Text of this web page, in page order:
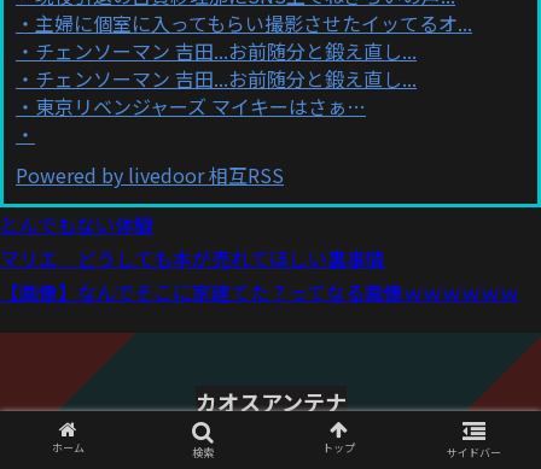
主婦に個室に入ってもらい撮影させたイッてるオ...
チェンソーマン 吉田...お前随分と鍛え直し...
チェンソーマン 吉田...お前随分と鍛え直し...
東京リベンジャーズ マイキーはさぁ…
Powered by livedoor 相互RSS
とんでもない体験
マリエ どうしても本が売れてほしい裏事情
【画像】なんでそこに家建てた？ってなる画像ｗｗｗｗｗｗ
カオスアンテナ
© 2021 カオスアンテナ.
ホーム 検索 トップ サイドバー